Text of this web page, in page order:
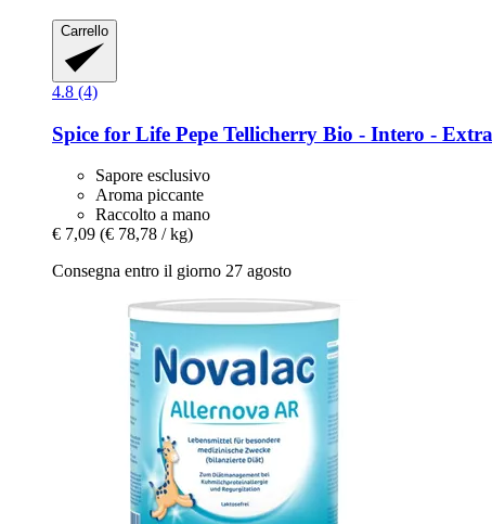
Carrello
4.8 (4)
Spice for Life Pepe Tellicherry Bio -​ Intero -​
Sapore esclusivo
Aroma piccante
Raccolto a mano
€ 7,09 (€ 78,78 / kg)
Consegna entro il giorno 27 agosto